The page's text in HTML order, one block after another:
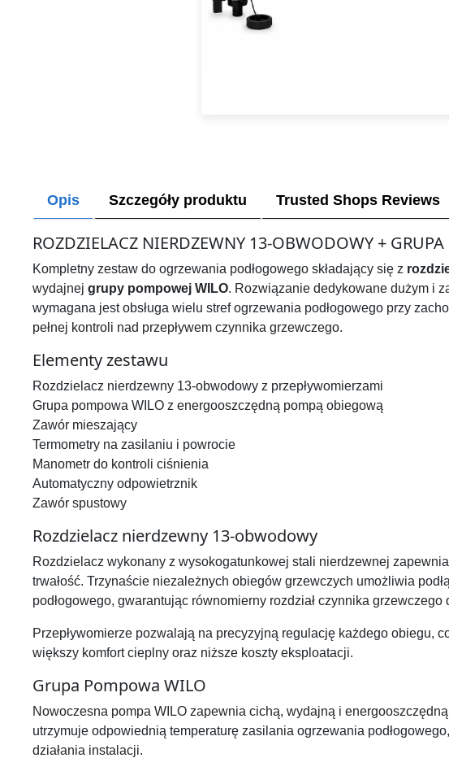
Opis Szczegóły produktu Trusted Shops Reviews
ROZDZIELACZ NIERDZEWNY 13-OBWODOWY +
Kompletny zestaw do ogrzewania podłogowego składający się z
wydajnej grupy pompowej WILO. Rozwiązanie dedykowane dużym i
wymagana jest obsługa wielu stref ogrzewania podłogowego przy
pełnej kontroli nad przepływem czynnika grzewczego.
Elementy zestawu
Rozdzielacz nierdzewny 13-obwodowy z przepływomierzami
Grupa pompowa WILO z energooszczędną pompą obiegową
Zawór mieszający
Termometry na zasilaniu i powrocie
Manometr do kontroli ciśnienia
Automatyczny odpowietrznik
Zawór spustowy
Rozdzielacz nierdzewny 13-obwodowy
Rozdzielacz wykonany z wysokogatunkowej stali nierdzewnej
trwałość. Trzynaście niezależnych obiegów grzewczych umożliwia
podłogowego, gwarantując równomierny rozdział czynnika grzewczego
Przepływomierze pozwalają na precyzyjną regulację każdego obiegu,
większy komfort cieplny oraz niższe koszty eksploatacji.
Grupa Pompowa WILO
Nowoczesna pompa WILO zapewnia cichą, wydajną i
utrzymuje odpowiednią temperaturę zasilania ogrzewania
działania instalacji.